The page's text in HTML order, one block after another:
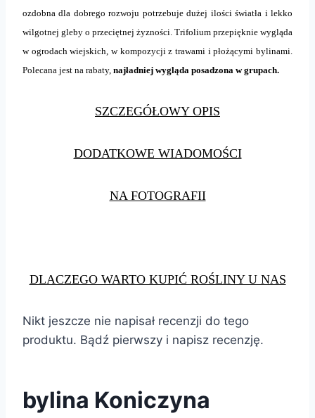
ozdobna dla dobrego rozwoju potrzebuje dużej ilości światła i lekko
wilgotnej gleby o przeciętnej żyzności. Trifolium przepięknie wygląda
w ogrodach wiejskich, w kompozycji z trawami i płożącymi bylinami.
Polecana jest na rabaty, najładniej wygląda posadzona w grupach.
SZCZEGÓŁOWY OPIS
DODATKOWE WIADOMOŚCI
NA FOTOGRAFII
DLACZEGO WARTO KUPIĆ ROŚLINY U NAS
Nikt jeszcze nie napisał recenzji do tego
produktu. Bądź pierwszy i napisz recenzję.
bylina Koniczyna